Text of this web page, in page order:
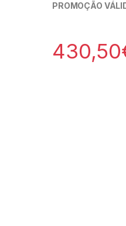
PROMOÇÃO
430,50